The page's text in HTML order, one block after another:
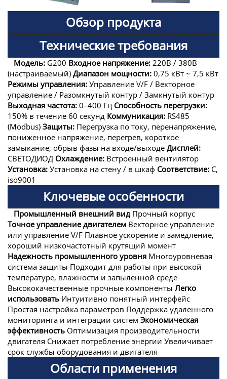
Обзор продукта
Технические требования
Модель: G200 Входное напряжение: 220В / 380В
(настраиваемый) Диапазон мощности: 0,75 кВт ~ 7,5 кВт
Режимы управления: Управление V/F / Векторное
управление / Разомкнутый контур / Замкнутый контур
Выходная частота: 0–400 Гц Способность перегрузки:
150% в течение 60 секунд Коммуникация: RS485
(Modbus) Защиты: Перегрузка по току, перенапряжение,
пониженное напряжение, перегрев, короткое
замыкание, обрыв фазы на входе/выходе Дисплей:
СВЕТОДИОД Охлаждение: Встроенный вентилятор
Установка: Установка на стену / в шкаф Соответствие: C,
iso9001
Ключевые особенности
Промышленный внешний вид Прочный корпус
Точное управление двигателем Векторное управление
или управление V/F Плавное ускорение и замедление,
хороший низкочастотный крутящий момент
Надежность промышленного уровня Многоуровневая
система защиты Подходит для работы при высокой
температуре, влажности и запыленной среде
Высококачественные прочные компоненты Легко
использовать Интуитивно понятный интерфейс
Простая настройка параметров Поддержка удаленного
мониторинга и интеграции систем Экономическая
эффективность Оптимизация производительности
двигателя Снижает потребление энергии Увеличивает
срок службы оборудования и двигателя
Области применения